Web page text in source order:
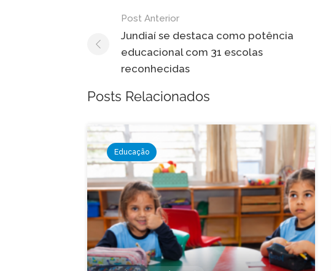
Navegação
de
Post
Post Anterior
Jundiaí se destaca como potência
educacional com 31 escolas
reconhecidas
Posts Relacionados
Educação